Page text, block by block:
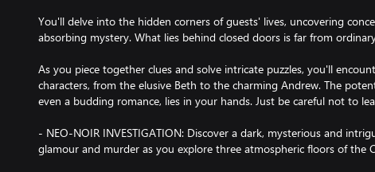
You'll delve into the hidden corners of guests' lives, uncovering
absorbing mystery. What lies behind closed doors is far from
As you piece together clues and solve intricate puzzles, you'll
characters, from the elusive Beth to the charming Andrew. The
even a budding romance, lies in your hands. Just be careful not to
- NEO-NOIR INVESTIGATION: Discover a dark, mysterious and
glamour and murder as you explore three atmospheric floors of the